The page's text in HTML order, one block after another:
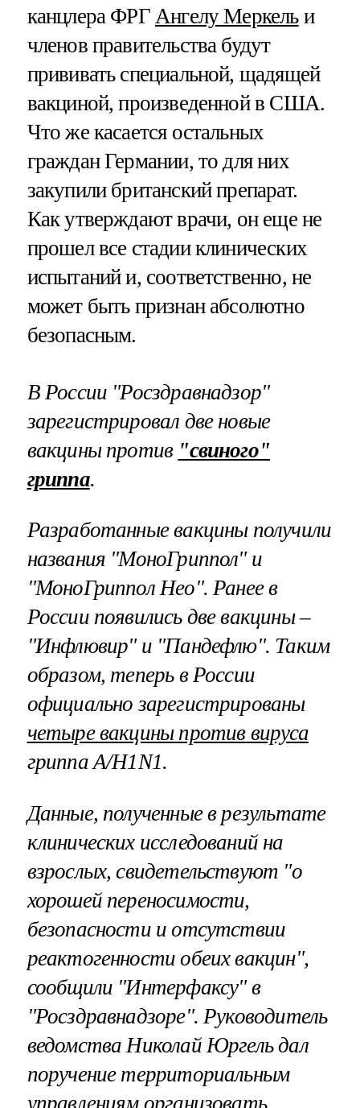
канцлера ФРГ Ангелу Меркельи
членов правительства будут
прививать специальной, щадящей
вакциной, произведенной в США.
Что же касается остальных
граждан Германии, то для них
закупили британский препарат.
Как утверждают врачи, он еще не
прошел все стадии клинических
испытаний и, соответственно, не
может быть признан абсолютно
безопасным.
В России "Росздравнадзор"
зарегистрировал две новые
вакцины против "свиного"
гриппа.
Разработанные вакцины получили
названия "МоноГриппол" и
"МоноГриппол Нео". Ранее в
России появились две вакцины –
"Инфлювир" и "Пандефлю". Таким
образом, теперь в России
официально зарегистрированы
четыре вакцины против вируса
гриппа A/H1N1.
Данные, полученные в результате
клинических исследований на
взрослых, свидетельствуют "о
хорошей переносимости,
безопасности и отсутствии
реактогенности обеих вакцин",
сообщили "Интерфаксу" в
"Росздравнадзоре". Руководитель
ведомства Николай Юргель дал
поручение территориальным
управлениям организовать